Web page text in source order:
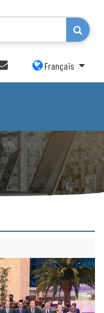
Français